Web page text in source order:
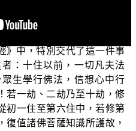
》中，特別交代了這一件事
：十住以前，一切凡夫法
生學行佛法，信想心中行
若一劫、二劫乃至十劫，修
初一住至第六住中，若修第
復值諸佛菩薩知識所護故，